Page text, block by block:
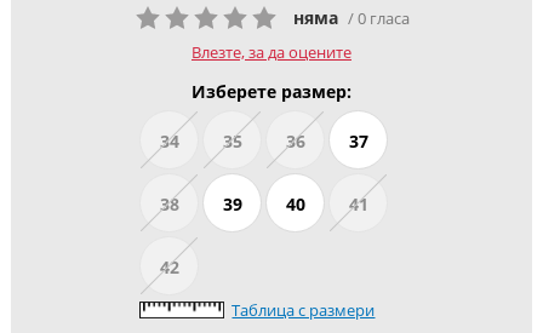
няма / 0 гласа
Влезте, за да оцените
Изберете размер:
34 35 36 37
38 39 40 41
42
Таблица с размери